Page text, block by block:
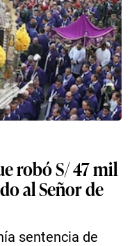
robó S/ 47 mil
al Señor de
sentencia de